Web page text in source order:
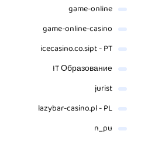
game-online
game-online-casino
icecasino.co.sipt - PT
IT Образование
jurist
lazybar-casino.pl - PL
n_pu